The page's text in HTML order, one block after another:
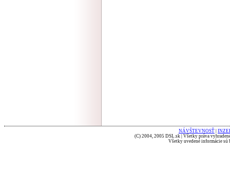
NÁVŠTEVNOSŤ
(C) 2004, 2005 DSL.sk | Všetky práva
Všetky uvedené informácie sú